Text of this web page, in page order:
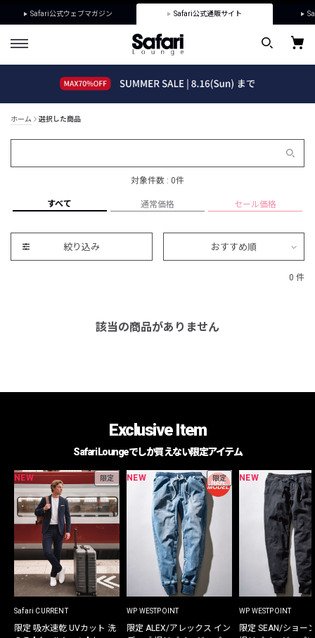
Safari公式ウェブマガジン Safari公式通販サイト
ホーム 選択した商品
対象件数 : 0件
すべて 通常価格 セール価格
絞り込み おすすめ順
0 件
該当の商品がありません
Exclusive Item
Safari Loungeでしか買えない限定アイテム
NEW 限定
Safari CURRENT
限定 吸水速乾 UVカット 洗
NEW 限定
WP WESTPOINT
限定 ALEX/アレックス イン
NEW
WP WESTPOINT
限定 SEAN/ショー